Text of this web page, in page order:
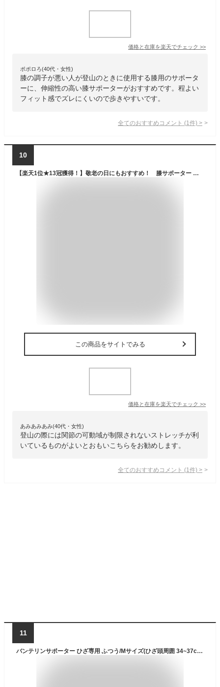
価格と在庫を楽天でチェック >>
ポポロろ(40代・女性)
膝の調子が悪い人が登山のときに使用する膝用のサポータ
ーに、伸縮性の高い膝サポーターがおすすめです。程よい
フィット感でズレにくいので歩きやすいです。
全てのおすすめコメント (1 件) >
10
【楽天1位★13冠獲得！】敬老の日にもおすすめ！ 膝サポーター スポーツ ひざ 関節痛 柔らかい 締め付けない 膝の痛み 左右兼用 片足1枚入り イフミック IFMC. 夏用 保温 冷え対策 高齢者 転倒防止 変形性膝関節症 女性用 男性用 半月板損傷 痛み《サポーター》
この商品をサイトでみる
価格と在庫を楽天でチェック >>
あみあみあみ(40代・女性)
登山の際には関節の可動域が制限されないストレッチが利
いているものがよいとおもいこちらをお勧めします。
全てのおすすめコメント (1 件) >
11
バンテリンサポーター ひざ専用 ふつう/Mサイズ(ひざ頭周囲 34~37cm) ブラック